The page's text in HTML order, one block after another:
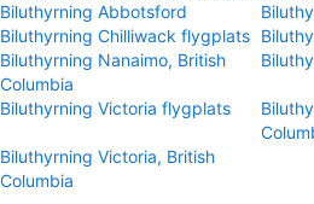
Biluthyrning Abbotsford
Biluthyrning Chilliwack flygplats
Biluthyrning Nanaimo, British
Columbia
Biluthyrning Victoria flygplats
Biluthyrning Victoria, British
Columbia